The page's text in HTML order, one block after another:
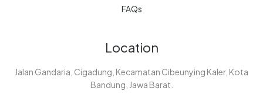
FAQs
Location
Jalan Gandaria, Cigadung, Kecamatan Cibeunying Kaler, Kota
Bandung, Jawa Barat.